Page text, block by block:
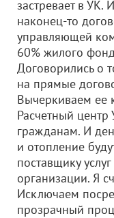
застревает в
наконец-то
управляющей
60% жилого
Договорились о
на прямые
Вычеркиваем ее
Расчетный центр
гражданам. И
и отопление
поставщику
организации. Я
Исключаем
прозрачный